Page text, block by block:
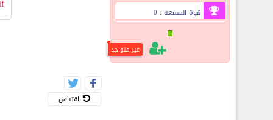
قوة السمعة : 0
غير متواجد
اقتباس